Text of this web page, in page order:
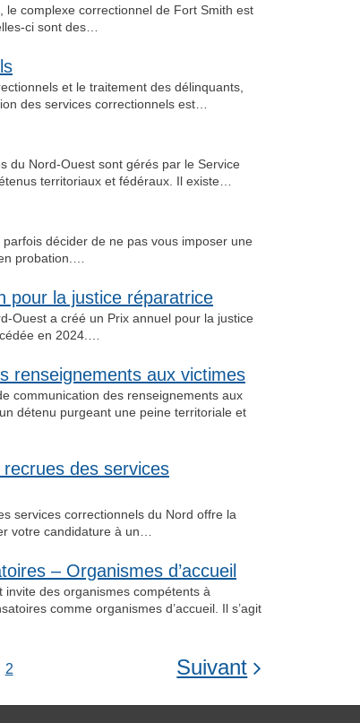
complexe correctionnel de Fort Smith est
ci sont des…
et le traitement des délinquants,
des services correctionnels est…
du Nord-Ouest sont gérés par le Service
territoriaux et fédéraux. Il existe…
décider de ne pas vous imposer une
probation.…
pour la justice réparatrice
Ouest a créé un Prix annuel pour la justice
en 2024.…
renseignements aux victimes
communication des renseignements aux
détenu purgeant une peine territoriale et
des services
services correctionnels du Nord offre la
votre candidature à un…
– Organismes d’accueil
des organismes compétents à
comme organismes d’accueil. Il s’agit
Suivant
2